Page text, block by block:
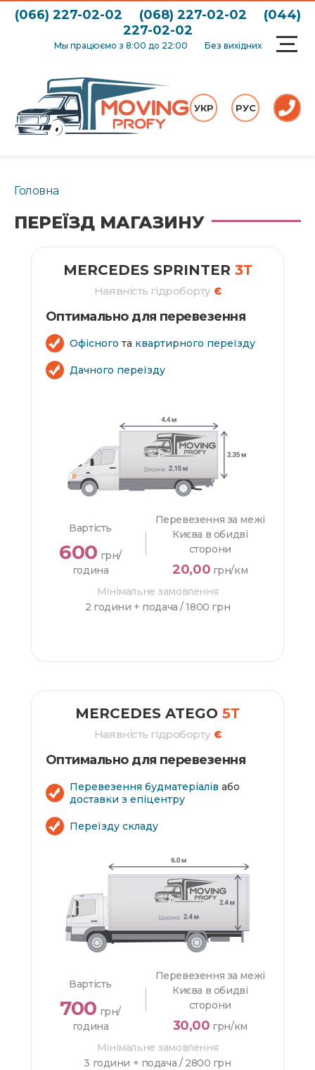
(066) 227-02-02 (068) 227-02-02
(044)
227-02-02
Мы працюємо з 8:00 до 22:00 Без вихідних
УКР РУС
Головна
ПЕРЕЇЗД МАГАЗИНУ
MERCEDES SPRINTER 3Т
Наявність гідроборту Є
Оптимально для перевезення
Офісного та квартирного переїзду
Дачного переїзду
Вартість
600 грн/
година
Перевезення за межі
Києва в обидві
сторони
20,00 грн/км
Мінімальне замовлення
2 години + подача /1800 грн
MERCEDES ATEGO 5Т
Наявність гідроборту Є
Оптимально для перевезення
Перевезення будматеріалів або
доставки з епіцентру
Переїзду складу
Вартість
700 грн/
година
Перевезення за межі
Києва в обидві
сторони
30,00 грн/км
Мінімальне замовлення
3 години + подача / 2800 грн